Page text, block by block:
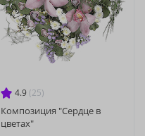
4.9 (25)
Композиция "Сердце в
цветах"